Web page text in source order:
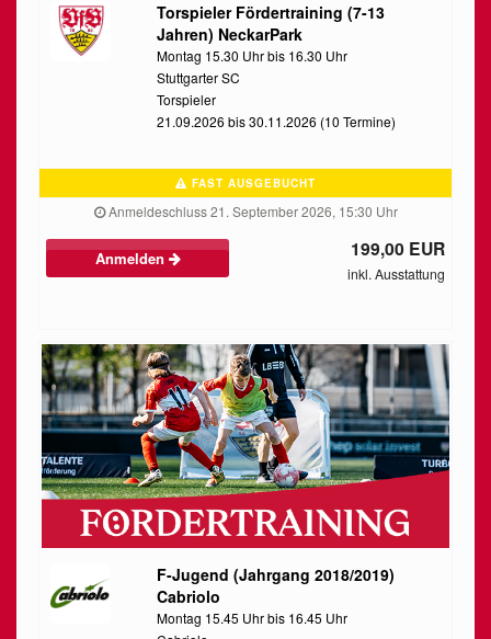
Torspieler Fördertraining (7-13
Jahren) NeckarPark
Montag 15.30 Uhr bis 16.30 Uhr
Stuttgarter SC
Torspieler
21.09.2026 bis 30.11.2026 (10 Termine)
FAST AUSGEBUCHT
Anmeldeschluss 21. September 2026, 15:30 Uhr
Anmelden 199,00 EUR
inkl. Ausstattung
F-Jugend (Jahrgang 2018/2019)
Cabriolo
Montag 15.45 Uhr bis 16.45 Uhr